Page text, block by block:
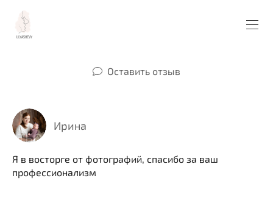
Оставить отзыв
Ирина
Я в восторге от фотографий, спасибо за ваш
профессионализм